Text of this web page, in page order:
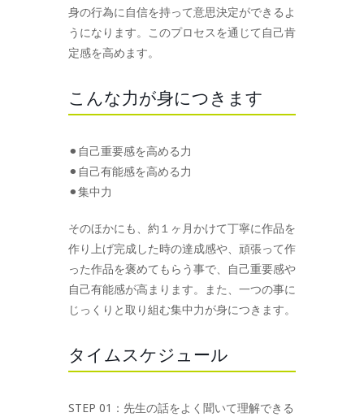
身の行為に自信を持って意思決定ができるよ
うになります。このプロセスを通じて自己肯
定感を高めます。
こんな力が身につきます
⚫︎自己重要感を高める力
⚫︎自己有能感を高める力
⚫︎集中力
そのほかにも、約１ヶ月かけて丁寧に作品を
作り上げ完成した時の達成感や、頑張って作
った作品を褒めてもらう事で、自己重要感や
自己有能感が高まります。また、一つの事に
じっくりと取り組む集中力が身につきます。
タイムスケジュール
STEP 01：先生の話をよく聞いて理解できる